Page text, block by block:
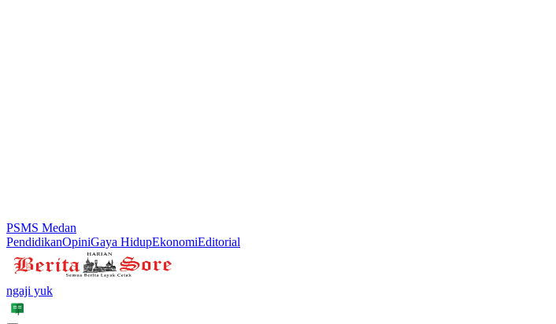
PSMS Medan
PendidikanOpiniGaya HidupEkonomiEditorial
ngaji yuk